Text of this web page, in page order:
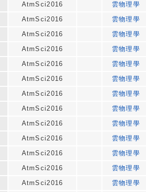
AtmSci2016
雲物理學
AtmSci2016
雲物理學
AtmSci2016
雲物理學
AtmSci2016
雲物理學
AtmSci2016
雲物理學
AtmSci2016
雲物理學
AtmSci2016
雲物理學
AtmSci2016
雲物理學
AtmSci2016
雲物理學
AtmSci2016
雲物理學
AtmSci2016
雲物理學
AtmSci2016
雲物理學
AtmSci2016
雲物理學